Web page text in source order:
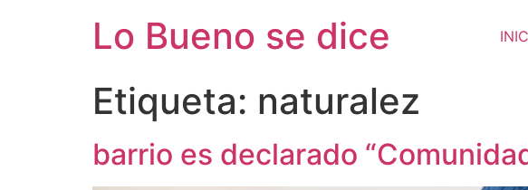
Lo Bueno se dice
Etiqueta: naturalez
barrio es declarado